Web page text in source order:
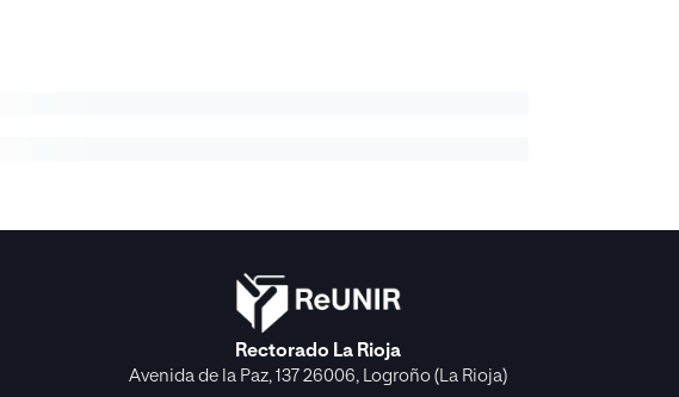
Rectorado La Rioja
Avenida de la Paz, 137 26006, Logroño (La Rioja)